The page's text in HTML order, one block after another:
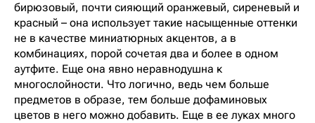
бирюзовый, почти сияющий оранжевый, сиреневый и
красный – она использует такие насыщенные оттенки
не в качестве миниатюрных акцентов, а в
комбинациях, порой сочетая два и более в одном
аутфите. Еще она явно неравнодушна к
многослойности. Что логично, ведь чем больше
предметов в образе, тем больше дофаминовых
цветов в него можно добавить. Еще в ее луках много